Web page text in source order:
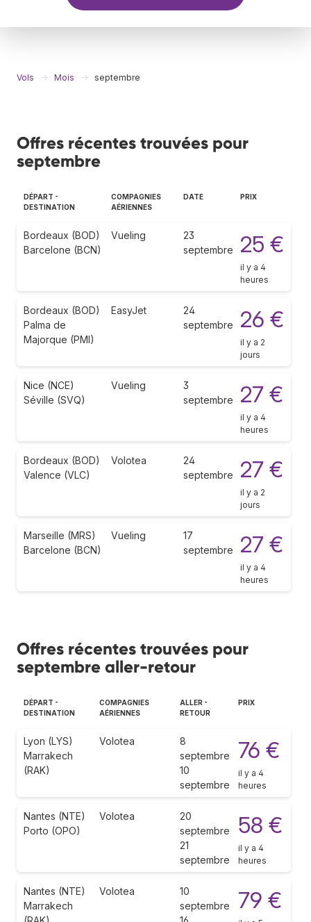
Vols Mois septembre
Offres récentes trouvées pour
septembre
DÉPART -
DESTINATION
COMPAGNIES
AÉRIENNES
DATE PRIX
Bordeaux (BOD)
Barcelone (BCN)
Vueling
23
septembre
25 €
il y a 4
heures
Bordeaux (BOD)
Palma de
Majorque (PMI)
EasyJet
24
septembre
26 €
il y a 2
jours
Nice (NCE)
Séville (SVQ)
Vueling
3
septembre
27 €
il y a 4
heures
Bordeaux (BOD)
Valence (VLC)
Volotea
24
septembre
27 €
il y a 2
jours
Marseille (MRS)
Barcelone (BCN)
Vueling
17
septembre
27 €
il y a 4
heures
Offres récentes trouvées pour
septembre aller-retour
DÉPART -
DESTINATION
COMPAGNIES
AÉRIENNES
ALLER -
RETOUR
PRIX
Lyon (LYS)
Marrakech
(RAK)
Volotea
8
septembre
10
septembre
76 €
il y a 4
heures
Nantes (NTE)
Porto (OPO)
Volotea
20
septembre
21
septembre
58 €
il y a 4
heures
Nantes (NTE)
Marrakech
Volotea
10
septembre
79 €